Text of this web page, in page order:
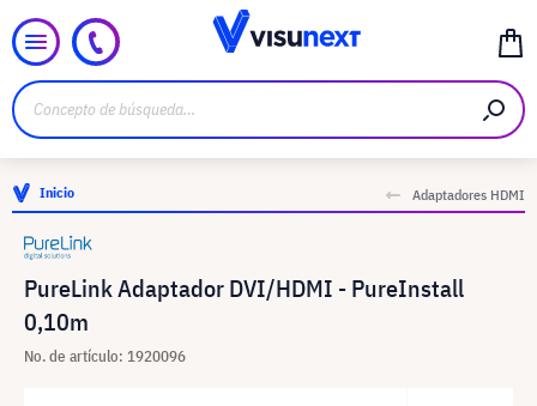
Inicio Adaptadores HDMI
PureLink Adaptador DVI/HDMI - PureInstall
0,10m
No. de artículo: 1920096